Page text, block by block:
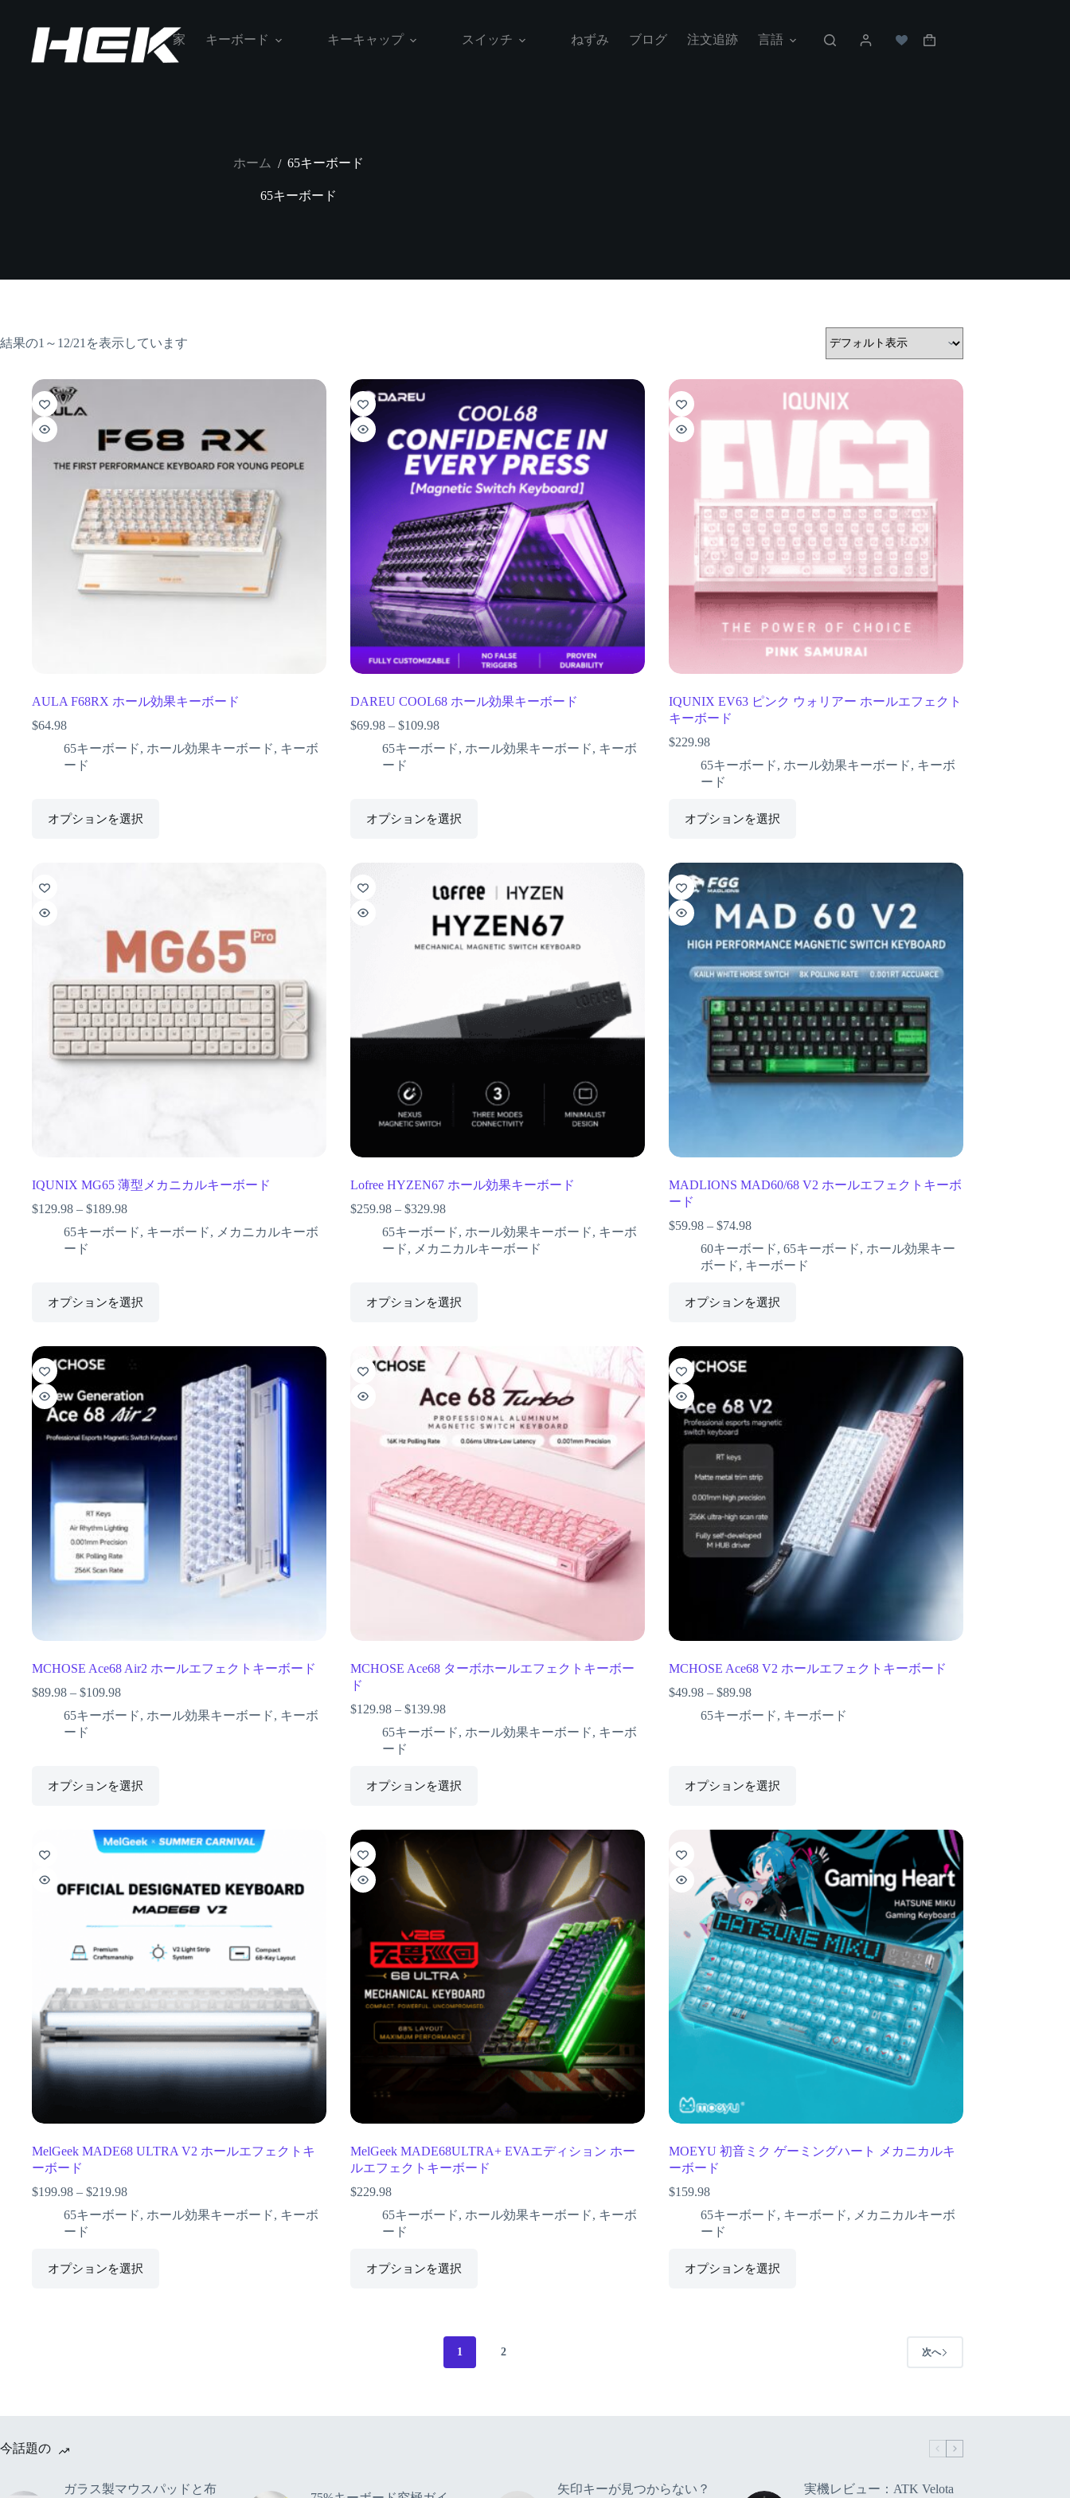
家 キーボード キーキャップ スイッチ ねずみ ブログ 注文追跡 言語
ホーム / 65キーボード
65キーボード
結果の1～12/21を表示しています
AULA F68RX ホール効果キーボード
$64.98
65キーボード, ホール効果キーボード, キーボ
ード
オプションを選択
DAREU COOL68 ホール効果キーボード
$69.98 – $109.98
65キーボード, ホール効果キーボード, キーボ
ード
オプションを選択
IQUNIX EV63 ピンク ウォリアー ホールエフェクト
キーボード
$229.98
65キーボード, ホール効果キーボード, キーボ
ード
オプションを選択
IQUNIX MG65 薄型メカニカルキーボード
$129.98 – $189.98
65キーボード, キーボード, メカニカルキーボ
ード
オプションを選択
Lofree HYZEN67 ホール効果キーボード
$259.98 – $329.98
65キーボード, ホール効果キーボード, キーボ
ード, メカニカルキーボード
オプションを選択
MADLIONS MAD60/68 V2 ホールエフェクトキーボ
ード
$59.98 – $74.98
60キーボード, 65キーボード, ホール効果キー
ボード, キーボード
オプションを選択
MCHOSE Ace68 Air2 ホールエフェクトキーボード
$89.98 – $109.98
65キーボード, ホール効果キーボード, キーボ
ード
オプションを選択
MCHOSE Ace68 ターボホールエフェクトキーボー
ド
$129.98 – $139.98
65キーボード, ホール効果キーボード, キーボ
ード
オプションを選択
MCHOSE Ace68 V2 ホールエフェクトキーボード
$49.98 – $89.98
65キーボード, キーボード
オプションを選択
MelGeek MADE68 ULTRA V2 ホールエフェクトキ
ーボード
$199.98 – $219.98
65キーボード, ホール効果キーボード, キーボ
ード
オプションを選択
MelGeek MADE68ULTRA+ EVAエディション ホー
ルエフェクトキーボード
$229.98
65キーボード, ホール効果キーボード, キーボ
ード
オプションを選択
MOEYU 初音ミク ゲーミングハート メカニカルキ
ーボード
$159.98
65キーボード, キーボード, メカニカルキーボ
ード
オプションを選択
1 2 次へ
今話題の
ガラス製マウスパッドと布 矢印キーが見つからない？ 実機レビュー：ATK Velota